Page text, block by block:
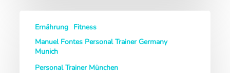
München
Personal
Training
Blog/News
Ernährung Fitness
Manuel Fontes Personal Trainer Germany
Munich
Personal Trainer München